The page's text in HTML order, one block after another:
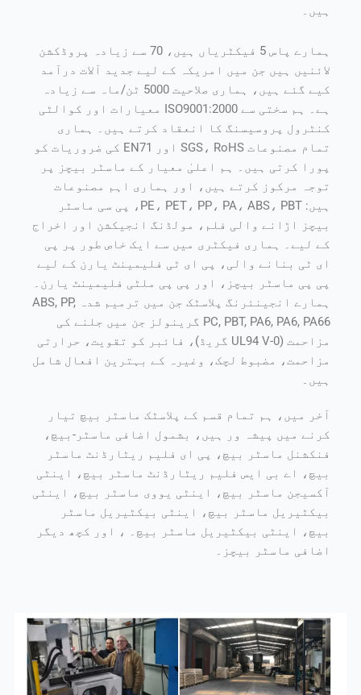
ہیں۔
ہمارے پاس 5 فیکٹریاں ہیں، 70 سے زیادہ پروڈکشن
لائنیں ہیں جن میں امریکہ کے لیے جدید آلات درآمد
کیے گئے ہیں، ہماری صلاحیت 5000 ٹن/ماہ سے زیادہ
ہے۔ ہم سختی سے ISO9001:2000 معیارات اور کوالٹی
کنٹرول پروسیسنگ کا انعقاد کرتے ہیں۔ ہماری
تمام مصنوعات SGS، RoHS اور EN71 کی ضروریات کو
پورا کرتی ہیں۔ ہم اعلیٰ معیار کے ماسٹر بیچز پر
توجہ مرکوز کرتے ہیں، اور ہماری اہم مصنوعات
ہیں: PE، PET، PP، PA، ABS، PBT، پی سی ماسٹر
بیچز اڑانے والی فلم، مولڈنگ انجیکشن اور اخراج
کے لیے۔ ہماری فیکٹری میں سے ایک خاص طور پر پی
ای ٹی بنانے والی، پی ای ٹی فلیمینٹ یارن کے لیے
پی پی ماسٹر بیچز، اور پی پی ملٹی فلیمینٹ یارن۔
ہمارے انجینئرنگ پلاسٹک جن میں ترمیم شدہ ABS, PP,
PC, PBT, PA6, PA6, PA66 گرینولز جن میں جلنے کی
مزاحمت (UL94 V-0 گریڈ)، فائبر کو تقویت، حرارتی
مزاحمت، مضبوط لچک، وغیرہ کے بہترین افعال شامل
ہیں۔
آخر میں، ہم تمام قسم کے پلاسٹک ماسٹر بیچ تیار
کرنے میں پیشہ ور ہیں، بشمول اضافی ماسٹر-بیچ،
فنکشنل ماسٹر بیچ، پی ای فلیم ریٹارڈنٹ ماسٹر
بیچ، اے بی ایس فلیم ریٹارڈنٹ ماسٹر بیچ، اینٹی
آکسیجن ماسٹر بیچ، اینٹی یووی ماسٹر بیچ، اینٹی
بیکٹیریل ماسٹر بیچ، اینٹی بیکٹیریل ماسٹر
بیچ، اینٹی بیکٹیریل ماسٹر بیچ۔ ، اور کچھ دیگر
اضافی ماسٹر بیچز۔